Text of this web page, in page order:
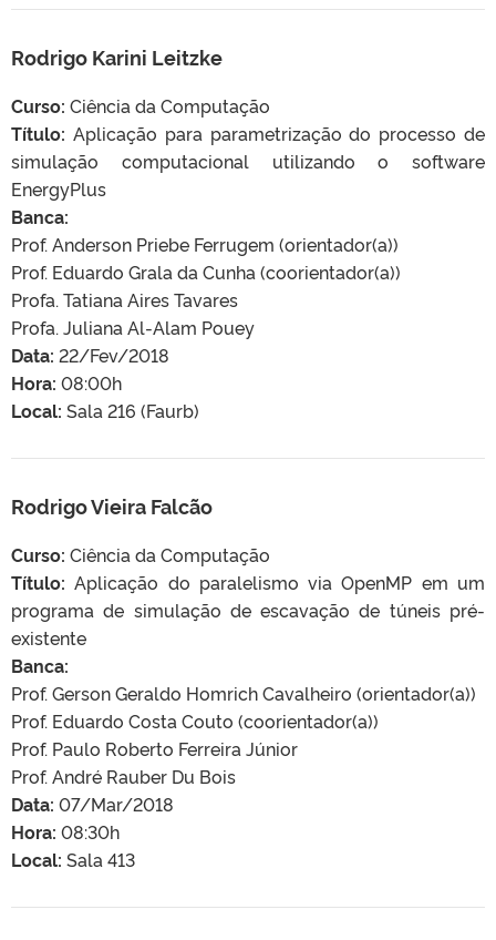
Rodrigo Karini Leitzke
Curso: Ciência da Computação
Título: Aplicação para parametrização do processo de
simulação computacional utilizando o software
EnergyPlus
Banca:
Prof. Anderson Priebe Ferrugem (orientador(a))
Prof. Eduardo Grala da Cunha (coorientador(a))
Profa. Tatiana Aires Tavares
Profa. Juliana Al-Alam Pouey
Data: 22/Fev/2018
Hora: 08:00h
Local: Sala 216 (Faurb)
Rodrigo Vieira Falcão
Curso: Ciência da Computação
Título: Aplicação do paralelismo via OpenMP em um
programa de simulação de escavação de túneis pré-
existente
Banca:
Prof. Gerson Geraldo Homrich Cavalheiro (orientador(a))
Prof. Eduardo Costa Couto (coorientador(a))
Prof. Paulo Roberto Ferreira Júnior
Prof. André Rauber Du Bois
Data: 07/Mar/2018
Hora: 08:30h
Local: Sala 413